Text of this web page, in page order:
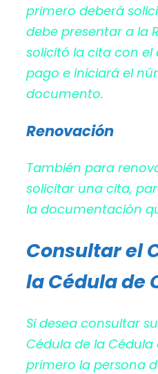
primero deberá
debe presentar a la
solicitó la cita con
pago e iniciará el
documento.
Renovación
También para
solicitar una cita,
la documentación
Consultar el
la Cédula de
Si desea consultar
Cédula de la
primero la persona